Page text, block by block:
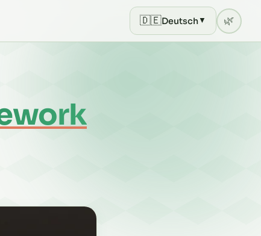
🇩🇪Deutsch▼ 🌿
Current theme: light mode